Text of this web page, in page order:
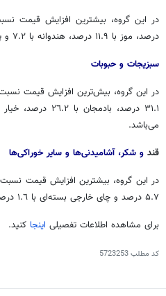
درصد، موز با ١١.٩ درصد، هندوانه با ٧.٢ و پسته با ٦.٩ درصد است.
سبزیجات و حبوبات
در این گروه، بیش‌ترین افزایش قیمت
می‌باشد.
قند و شکر، آشامیدنی‌ها و سایر خوراکی‌ها
در این گروه، بیشترین افزایش قیمت نسبت
۵.۷ درصد و چای خارجی بسته‌ای با ١.٦ درصد است.
برای مشاهده اطلاعات تفصیلی اینجا کنید.
کد مطلب5723253